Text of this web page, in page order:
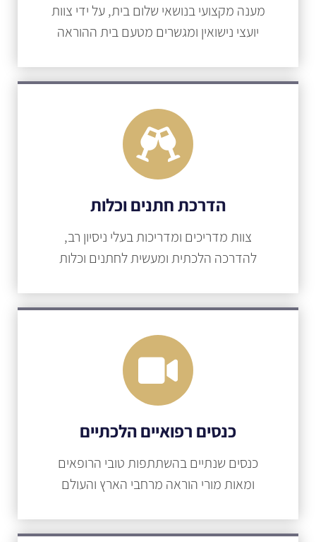
מענה מקצועי בנושאי שלום בית, על ידי צוות
יועצי נישואין ומגשרים מטעם בית ההוראה
הדרכת חתנים וכלות
צוות מדריכים ומדריכות בעלי ניסיון רב,
להדרכה הלכתית ומעשית לחתנים וכלות
כנסים רפואיים הלכתיים
כנסים שנתיים בהשתתפות טובי הרופאים
ומאות מורי הוראה מרחבי הארץ והעולם